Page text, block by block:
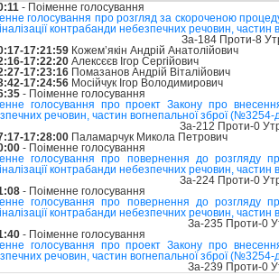
- Поіменне голосування
голосування про розгляд за скороченою
контрабанди небезпечних речовин,
За-184 Проти-8
17:21:59 Кожем’якін Андрій Анатолійович
17:22:20 Алексєєв Ігор Сергійович
17:23:16 Помазанов Андрій Віталійович
17:24:56 Мосійчук Ігор Володимирович
- Поіменне голосування
голосування про проект Закону про
речовин, частин вогнепальної зброї (№3254-
За-212 Проти-0
17:28:00 Паламарчук Микола Петрович
- Поіменне голосування
голосування про повернення до розгляду
контрабанди небезпечних речовин,
За-224 Проти-0
- Поіменне голосування
голосування про повернення до розгляду
контрабанди небезпечних речовин,
За-235 Проти-0
- Поіменне голосування
голосування про проект Закону про
речовин, частин вогнепальної зброї (№3254-
За-239 Проти-0